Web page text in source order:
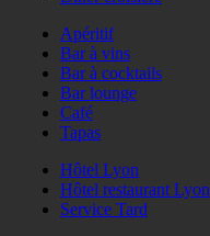
Apéritif
Bar à vins
Bar à cocktails
Bar lounge
Café
Tapas
Hôtel Lyon
Hôtel restaurant Lyon
Service Tard